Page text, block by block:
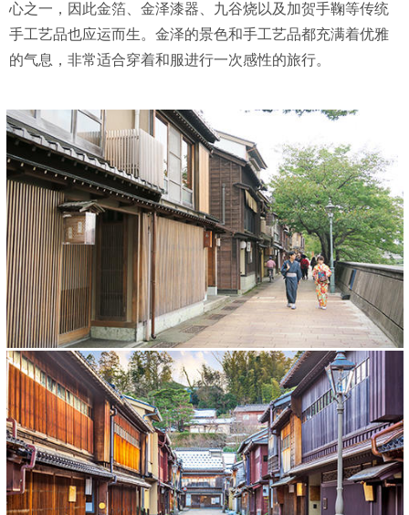
心之一，因此金箔、金泽漆器、九谷烧以及加贺手鞠等传统
手工艺品也应运而生。金泽的景色和手工艺品都充满着优雅
的气息，非常适合穿着和服进行一次感性的旅行。